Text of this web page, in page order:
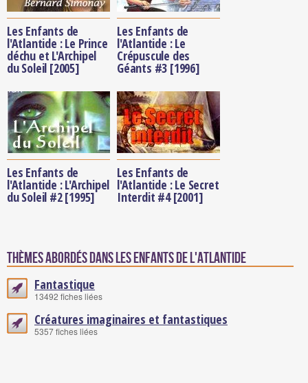
Les Enfants de
l'Atlantide : Le Prince
déchu et L'Archipel
du Soleil [2005]
Les Enfants de
l'Atlantide : Le
Crépuscule des
Géants #3 [1996]
Les Enfants de
l'Atlantide : L'Archipel
du Soleil #2 [1995]
Les Enfants de
l'Atlantide : Le Secret
Interdit #4 [2001]
Thèmes abordés dans Les Enfants de l'Atlantide
Fantastique
13492 fiches liées
Créatures imaginaires et fantastiques
5357 fiches liées